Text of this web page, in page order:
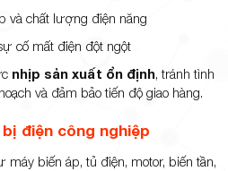
và chất lượng điện năng
cố mất điện đột ngột
nhịp sản xuất ổn định, tránh tình
và đảm bảo tiến độ giao hàng.
điện công nghiệp
biến áp, tủ điện, motor, biến tần,